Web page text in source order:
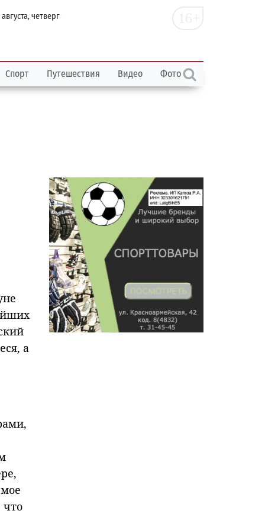
четверг
Спорт Путешествия Видео Фото
а
что